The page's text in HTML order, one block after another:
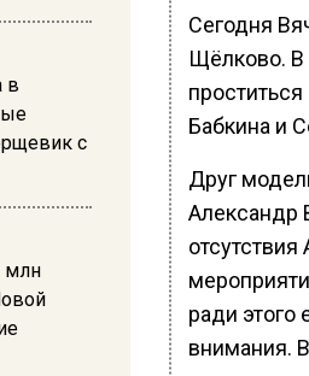
в
с
млн
Сегодня
Щёлково. В
Бабкина и
Друг
Александр
ради этого
внимания.